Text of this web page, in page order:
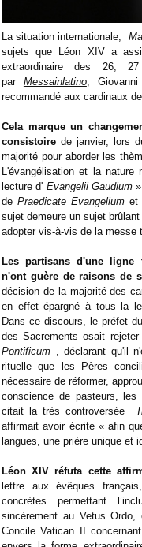
La situation internationale,
sujets que Léon XIV a
extraordinaire des 26,
par Messainlatino,
recommandé aux cardinaux
Cela marque un
consistoire de janvier, lors
majorité pour aborder les
L'évangélisation et la
lecture d' Evangelii Gaudium
dePraedicate Evangelium et
sujet demeure un sujet
adopter vis-à-vis de la messe
Les partisans d'une ligne
n'ont guère de raisons de
décision de la majorité des
en effet épargné à tous la
Dans ce discours, le préfet
des Sacrements osait
Pontificum , déclarant qu'il
rituelle que les Pères
nécessaire de réformer,
conscience de pasteurs,
citait la très controversée
affirmait avoir écrite « afin
langues, une prière unique et
Léon XIV réfuta cette
lettre aux évêques
concrètes permettant
sincèrement au Vetus
Concile Vatican II